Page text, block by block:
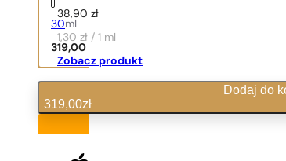
38,90 zł
1,30 zł / 1 ml
Zobacz produkt
30ml
319,00
Dodaj do
319,00zł